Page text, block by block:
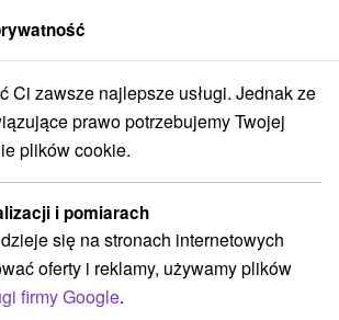
widokowe i rejsy wycieczkowe Zamagurie
i rejsy wycieczkowe
Ci zawsze najlepsze usługi. Jednak ze
prawo potrzebujemy Twojej
plików cookie.
i pomiarach
się na stronach internetowych
oferty i reklamy, używamy plików
firmy Google.